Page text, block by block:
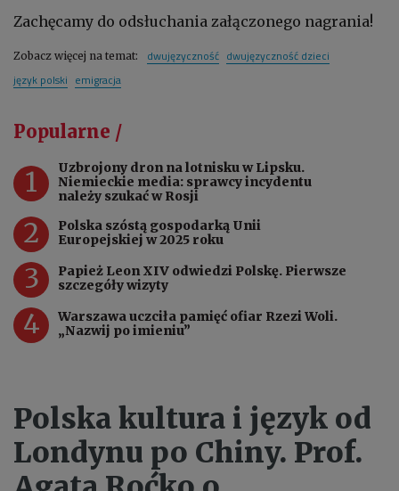
Zachęcamy do odsłuchania załączonego nagrania!
Zobacz więcej na temat: dwujęzyczność dwujęzyczność dzieci
język polski emigracja
Popularne /
1
Uzbrojony dron na lotnisku w Lipsku.
Niemieckie media: sprawcy incydentu
należy szukać w Rosji
2
Polska szóstą gospodarką Unii
Europejskiej w 2025 roku
3
Papież Leon XIV odwiedzi Polskę. Pierwsze
szczegóły wizyty
4
Warszawa uczciła pamięć ofiar Rzezi Woli.
„Nazwij po imieniu”
Polska kultura i język od
Londynu po Chiny. Prof.